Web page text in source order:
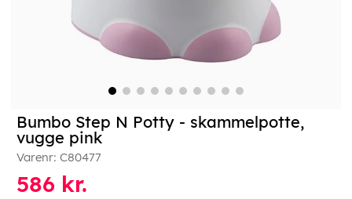
Bumbo Step N Potty - skammelpotte,
vugge pink
Varenr: C80477
586 kr.